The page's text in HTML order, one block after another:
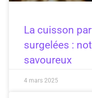
La cuisson
surgelées :
savoureux
4 mars 2025